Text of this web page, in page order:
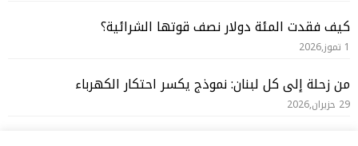
كيف فقدت المئة دولار نصف قوتها الشرائية؟
1 تموز,2026
من زحلة إلى كل لبنان: نموذج يكسر احتكار الكهرباء
29 حزيران,2026